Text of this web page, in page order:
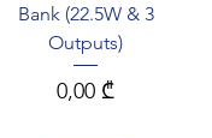
Bank (22.5W & 3
Outputs)
Price
0,00 ₾